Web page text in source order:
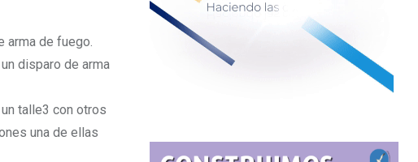
arma de fuego.
disparo de arma
talle3 con otros
una de ellas